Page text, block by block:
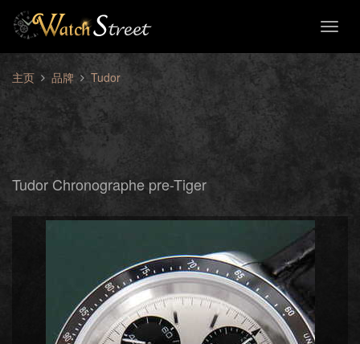
主页 品牌 Tudor
Tudor Chronographe pre-Tiger